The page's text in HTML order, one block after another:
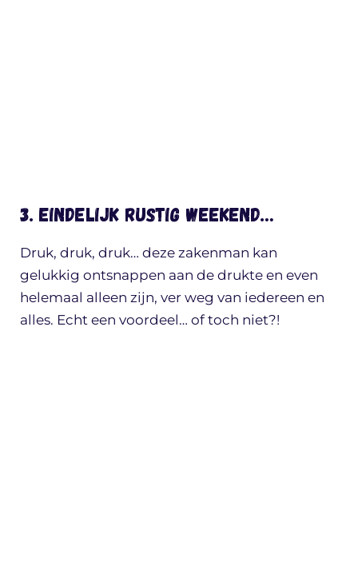
3. Eindelijk rustig weekend…
Druk, druk, druk… deze zakenman kan
gelukkig ontsnappen aan de drukte en even
helemaal alleen zijn, ver weg van iedereen en
alles. Echt een voordeel… of toch niet?!